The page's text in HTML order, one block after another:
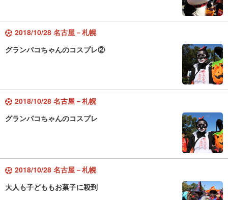
2018/10/28 名古屋－札幌
グランパコちゃんのコスプレ②
2018/10/28 名古屋－札幌
グランパコちゃんのコスプレ
2018/10/28 名古屋－札幌
大人も子どももお菓子に殺到